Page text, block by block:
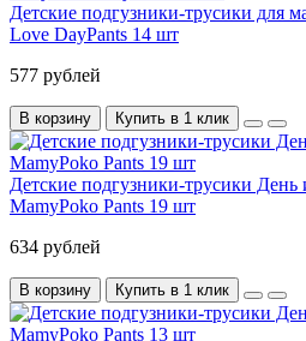
Детские подгузники-трусики для
Love DayPants 14 шт
577 рублей
В корзину Купить в 1 клик
Детские подгузники-трусики День
MamyPoko Pants 19 шт
634 рублей
В корзину Купить в 1 клик